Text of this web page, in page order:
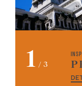
1 / 3